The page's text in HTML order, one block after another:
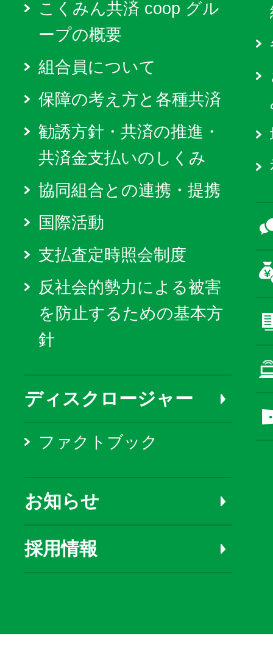
こくみん共済 coop グル
ープの概要
組合員について
保障の考え方と各種共済
勧誘方針・共済の推進・
共済金支払いのしくみ
協同組合との連携・提携
国際活動
支払査定時照会制度
反社会的勢力による被害
を防止するための基本方
針
ディスクロージャー
ファクトブック
お知らせ
採用情報